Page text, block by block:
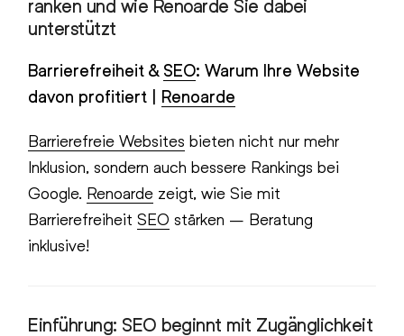
ranken und wie Renoarde Sie dabei
unterstützt
Barrierefreiheit & SEO: Warum Ihre Website
davon profitiert | Renoarde
Barrierefreie Websites bieten nicht nur mehr
Inklusion, sondern auch bessere Rankings bei
Google. Renoarde zeigt, wie Sie mit
BarrierefreiheitSEO stärken – Beratung
inklusive!
Einführung: SEO beginnt mit Zugänglichkeit